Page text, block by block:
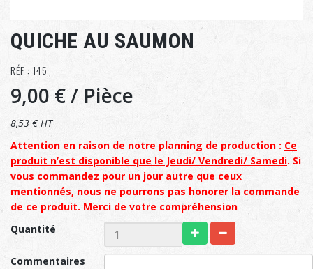
QUICHE AU SAUMON
RÉF : 145
9,00 €/ Pièce
8,53 € HT
Attention en raison de notre planning de production : Ce
produit n’est disponible que le Jeudi/ Vendredi/ Samedi. Si
vous commandez pour un jour autre que ceux
mentionnés, nous ne pourrons pas honorer la commande
de ce produit. Merci de votre compréhension
Quantité
Commentaires